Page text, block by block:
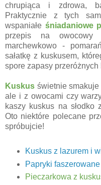
chrupiąca i zdrowa,
Praktycznie z tych
wspaniałe śniadaniowe
przepis na owocowy
marchewkowo -
sałatkę z kuskusem,
spore zapasy przeróżnych
Kuskus świetnie smakuje
ale i z owocami czy
kaszy kuskus na słodko
Oto niektóre polecane
spróbujcie!
Kuskus z lazurem i
Papryki
Pieczarkowa z